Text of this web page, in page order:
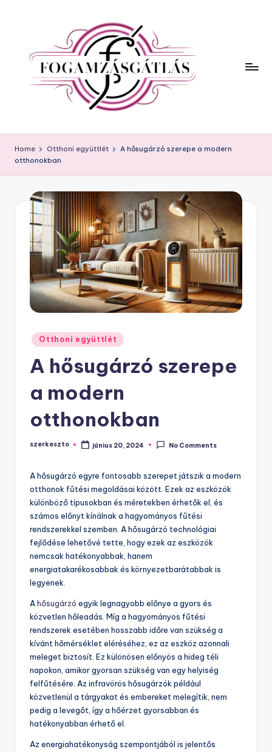
Home Otthoni együttlét
A hősugárzó szerepe a modern
otthonokban
Posted
in
Otthoni együttlét
A hősugárzó szerepe
a modern
otthonokban
Posted
szerkeszto június 20, 2024 No Comments
A hősugárzó egyre fontosabb szerepet játszik a modern
otthonok fűtési megoldásai között. Ezek az eszközök
különböző típusokban és méretekben érhetők el, és
számos előnyt kínálnak a hagyományos fűtési
rendszerekkel szemben. A hősugárzó technológiai
fejlődése lehetővé tette, hogy ezek az eszközök
nemcsak hatékonyabbak, hanem
energiatakarékosabbak és környezetbarátabbak is
legyenek.
Ahősugárzó egyik legnagyobb előnye a gyors és
közvetlen hőleadás. Míg a hagyományos fűtési
rendszerek esetében hosszabb időre van szükség a
kívánt hőmérséklet eléréséhez, ez az eszköz azonnali
meleget biztosít. Ez különösen előnyös a hideg téli
napokon, amikor gyorsan szükség van egy helyiség
felfűtésére. Az infravörös hősugárzók például
közvetlenül a tárgyakat és embereket melegítik, nem
pedig a levegőt, így a hőérzet gyorsabban és
hatékonyabban érhető el.
Az energiahatékonyság szempontjából is jelentős